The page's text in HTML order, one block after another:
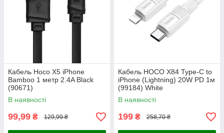
Кабель Hoco X5 iPhone
Bamboo 1 метр 2.4A Black
(90671)
В наявності
99,99 ₴ 129,99 ₴
Кабель HOCO X84 Type-C to
iPhone (Lightning) 20W PD 1м
(99184) White
В наявності
199 ₴ 258,70 ₴